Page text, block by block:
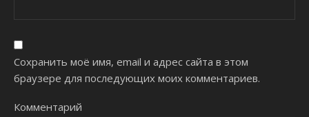
Сохранить моё имя, email и адрес сайта в этом
браузере для последующих моих комментариев.
Комментарий